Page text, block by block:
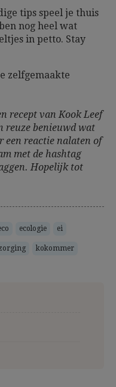
tips speel je thuis
nog heel wat
in petto. Stay
zelfgemaakte
recept van Kook Leef
reuze benieuwd wat
een reactie nalaten of
met de hashtag
Hopelijk tot
ecologie ei
kokommer